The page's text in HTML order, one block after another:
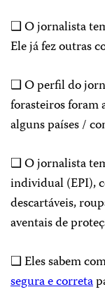
❑ O jornalista
Ele já fez outras
❑ O perfil do
forasteiros foram
alguns países /
❑ O jornalista
individual (EPI),
descartáveis,
aventais de
❑ Eles sabem
segura e correta